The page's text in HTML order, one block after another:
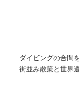
ダイビングの合間
街並み散策と世界